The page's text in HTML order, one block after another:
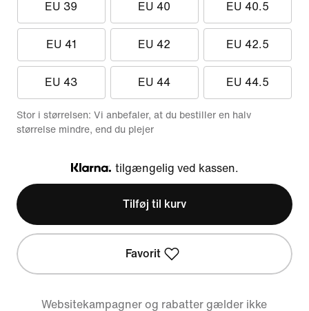
EU 39 EU 40 EU 40.5
EU 41 EU 42 EU 42.5
EU 43 EU 44 EU 44.5
Stor i størrelsen: Vi anbefaler, at du bestiller en halv
størrelse mindre, end du plejer
Klarna
tilgængelig ved kassen.
Tilføj til kurv
Favorit
Websitekampagner og rabatter gælder ikke